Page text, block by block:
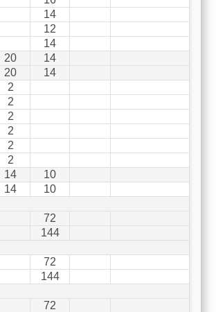
14
12
14
20
14
20 14
2
2
2
2
2
2
14
10
14
10
72
144
72
144
72